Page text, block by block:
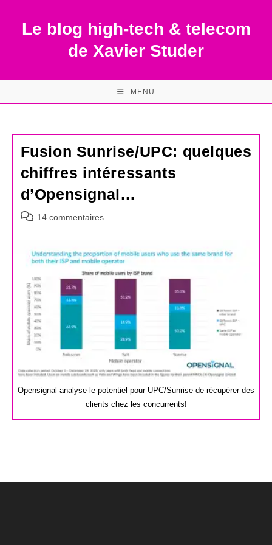
contentLe blog high-tech & telecom
de Xavier Studer
MENU
Fusion Sunrise/UPC: quelques
chiffres intéressants
d’Opensignal…
Commentaires
publication :
14 commentaires
Opensignal analyse le potentiel pour UPC/Sunrise de récupérer des
clients chez les concurrents!